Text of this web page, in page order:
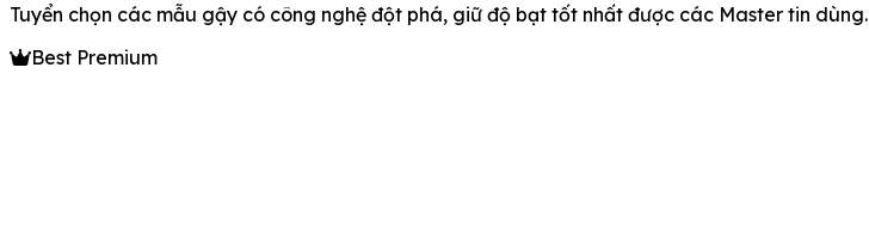
Tuyển chọn các mẫu gậy có công nghệ đột phá, giữ độ bạt tốt nhất được các Master tin dùng.
Best Premium